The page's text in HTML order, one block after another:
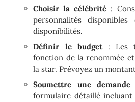
Choisir la célébrité :
personnalités
disponibilités.
Définir le budget: Les
fonction de la renommée
la star. Prévoyez un
Soumettre une demande:
formulaire détaillé